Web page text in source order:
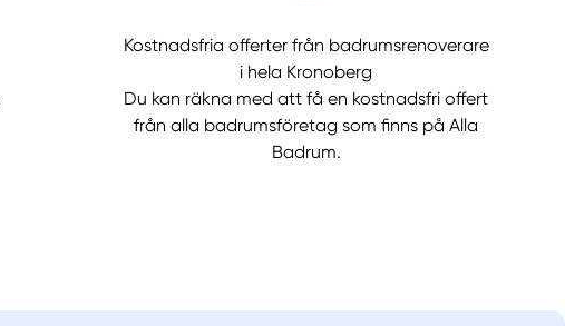
Välj tillvägagångssätt
Kostnadsfria offerter från badrumsrenoverare
i hela Kronoberg
Du kan räkna med att få en kostnadsfri offert
från alla badrumsföretag som finns på Alla
Badrum.